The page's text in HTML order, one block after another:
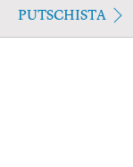
PUTSCHISTA